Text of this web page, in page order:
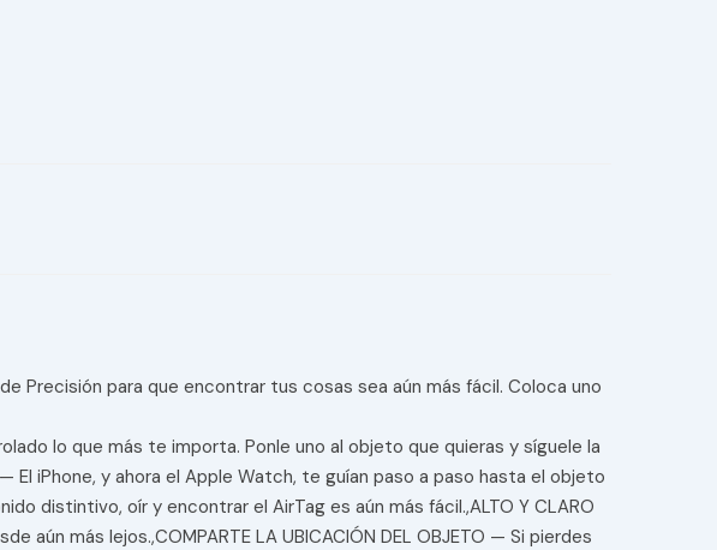
Precisión para que encontrar tus cosas sea aún más fácil. Coloca uno
lo que más te importa. Ponle uno al objeto que quieras y síguele la
— El iPhone, y ahora el Apple Watch, te guían paso a paso hasta el objeto
distintivo, oír y encontrar el AirTag es aún más fácil.,ALTO Y CLARO
más lejos.,COMPARTE LA UBICACIÓN DEL OBJETO — Si pierdes